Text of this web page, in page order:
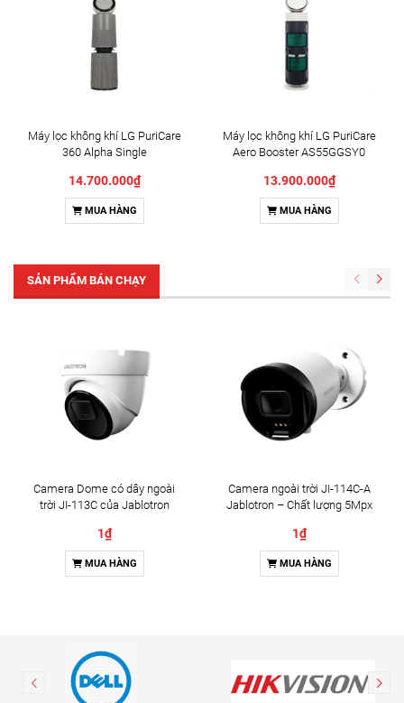
Máy lọc không khí LG PuriCare
360 Alpha Single
14.700.000₫
MUA HÀNG
Máy lọc không khí LG PuriCare
Aero Booster AS55GGSY0
13.900.000₫
MUA HÀNG
SẢN PHẨM BÁN CHẠY
Camera Dome có dây ngoài
trời JI-113C của Jablotron
1₫
MUA HÀNG
Camera ngoài trời JI-114C-A
Jablotron – Chất lượng 5Mpx
1₫
MUA HÀNG